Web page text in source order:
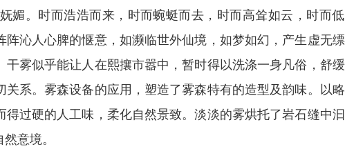
。时而浩浩而来，时而蜿蜓而去，时而高耸如云，时而
沁人心脾的惬意，如濒临世外仙境，如梦如幻，产生虚无
雾似乎能让人在熙攘市嚣中，暂时得以洗涤一身凡俗，舒
系。雾森设备的应用，塑造了雾森特有的造型及韵味。以
过硬的人工味，柔化自然景致。淡淡的雾烘托了岩石缝中
然意境。